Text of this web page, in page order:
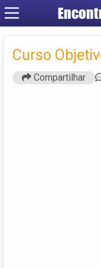
Curso
Compartilhar